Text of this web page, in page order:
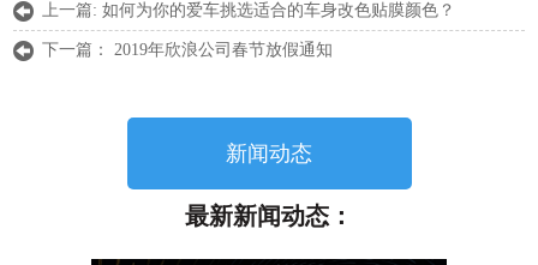
上一篇:如何为你的爱车挑选适合的车身改色贴膜颜色？
下一篇：2019年欣浪公司春节放假通知
新闻动态
最新新闻动态：